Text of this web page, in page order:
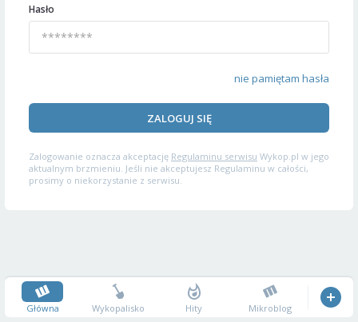
Hasło
nie pamiętam hasła
ZALOGUJ SIĘ
Zalogowanie oznacza akceptację Regulaminu serwisu Wykop.pl w jego
aktualnym brzmieniu. Jeśli nie akceptujesz Regulaminu w całości,
prosimy o niekorzystanie z serwisu.
Główna Wykopalisko Hity Mikroblog